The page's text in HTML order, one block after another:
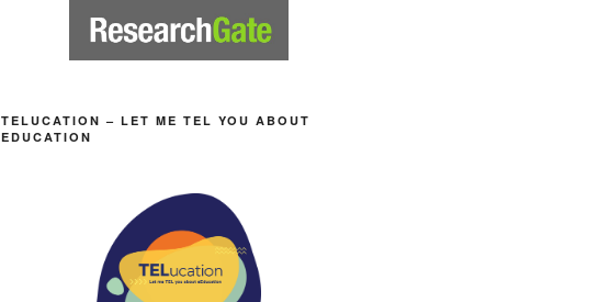
TELUCATION – LET ME TEL YOU ABOUT
EDUCATION